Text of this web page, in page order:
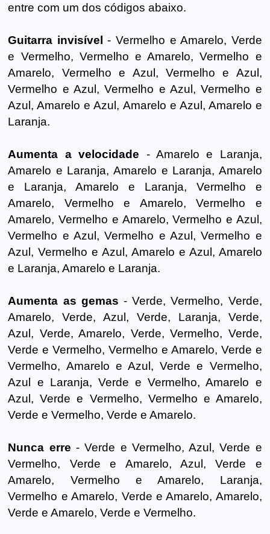
entre com um dos códigos abaixo.
Guitarra invisível
- Vermelho e Amarelo, Verde
e Vermelho, Vermelho e Amarelo, Vermelho e
Amarelo, Vermelho e Azul, Vermelho e Azul,
Vermelho e Azul, Vermelho e Azul, Vermelho e
Azul, Amarelo e Azul, Amarelo e Azul, Amarelo e
Laranja.
Aumenta a velocidade - Amarelo e Laranja,
Amarelo e Laranja, Amarelo e Laranja, Amarelo
e Laranja, Amarelo e Laranja, Vermelho e
Amarelo, Vermelho e Amarelo, Vermelho e
Amarelo, Vermelho e Amarelo, Vermelho e Azul,
Vermelho e Azul, Vermelho e Azul, Vermelho e
Azul, Vermelho e Azul, Amarelo e Azul, Amarelo
e Laranja, Amarelo e Laranja.
Aumenta as gemas - Verde, Vermelho, Verde,
Amarelo, Verde, Azul, Verde, Laranja, Verde,
Azul, Verde, Amarelo, Verde, Vermelho, Verde,
Verde e Vermelho, Vermelho e Amarelo, Verde e
Vermelho, Amarelo e Azul, Verde e Vermelho,
Azul e Laranja, Verde e Vermelho, Amarelo e
Azul, Verde e Vermelho, Vermelho e Amarelo,
Verde e Vermelho, Verde e Amarelo.
Nunca erre - Verde e Vermelho, Azul, Verde e
Vermelho, Verde e Amarelo, Azul, Verde e
Amarelo, Vermelho e Amarelo, Laranja,
Vermelho e Amarelo, Verde e Amarelo, Amarelo,
Verde e Amarelo, Verde e Vermelho.